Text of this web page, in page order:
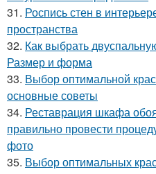
31. Роспись стен в
пространства
32. Как выбрать
Размер и форма
33. Выбор оптимальной
основные советы
34. Реставрация шкафа
правильно провести
фото
35. Выбор оптимальных